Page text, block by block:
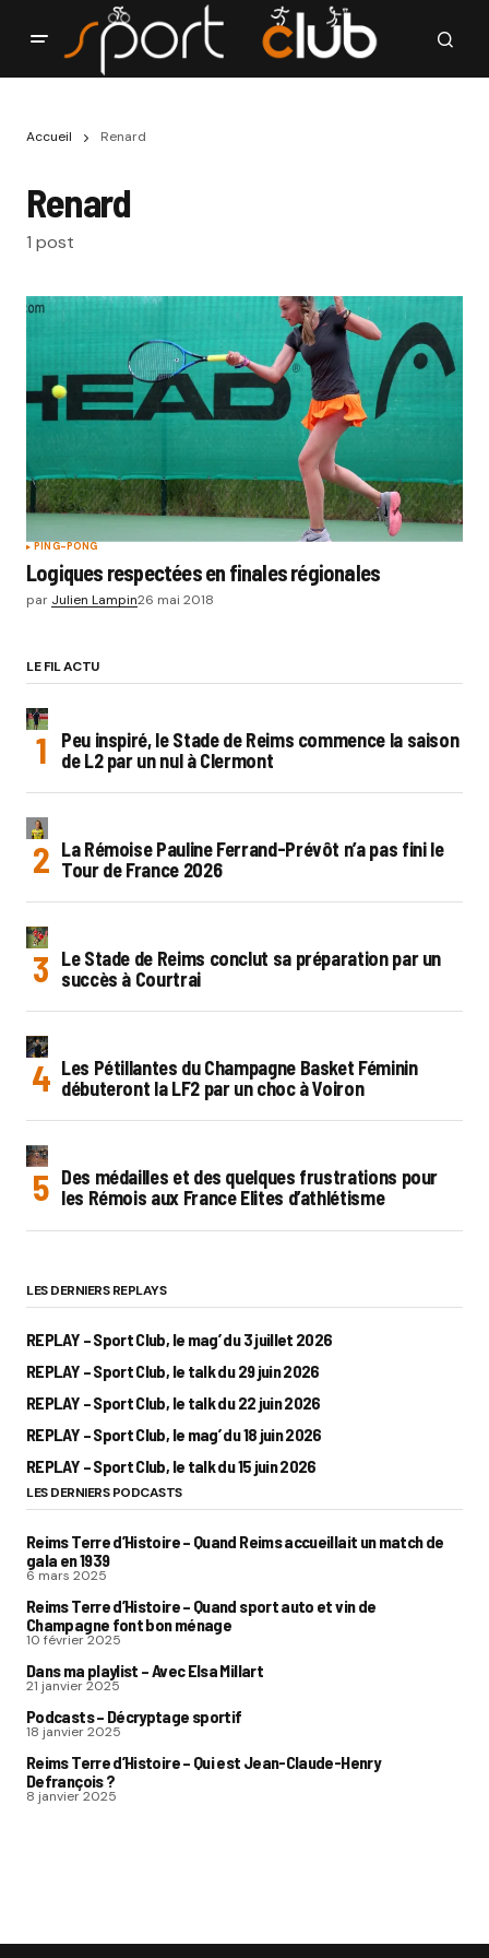
Accueil Renard
Renard
1 post
PING-PONG
Logiques respectées en finales régionales
par Julien Lampin26 mai 2018
LE FIL ACTU
Peu inspiré, le Stade de Reims commence la saison
de L2 par un nul à Clermont
La Rémoise Pauline Ferrand-Prévôt n’a pas fini le
Tour de France 2026
Le Stade de Reims conclut sa préparation par un
succès à Courtrai
Les Pétillantes du Champagne Basket Féminin
débuteront la LF2 par un choc à Voiron
Des médailles et des quelques frustrations pour
les Rémois aux France Elites d’athlétisme
LES DERNIERS REPLAYS
REPLAY – Sport Club, le mag’ du 3 juillet 2026
REPLAY – Sport Club, le talk du 29 juin 2026
REPLAY – Sport Club, le talk du 22 juin 2026
REPLAY – Sport Club, le mag’ du 18 juin 2026
REPLAY – Sport Club, le talk du 15 juin 2026
LES DERNIERS PODCASTS
Reims Terre d’Histoire – Quand Reims accueillait un match de
gala en 1939
6 mars 2025
Reims Terre d’Histoire – Quand sport auto et vin de
Champagne font bon ménage
10 février 2025
Dans ma playlist – Avec Elsa Millart
21 janvier 2025
Podcasts – Décryptage sportif
18 janvier 2025
Reims Terre d’Histoire – Qui est Jean-Claude-Henry
Defrançois ?
8 janvier 2025